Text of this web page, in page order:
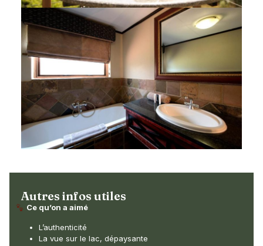
Autres infos utiles
Ce qu’on a aimé
L’authenticité
La vue sur le lac, dépaysante